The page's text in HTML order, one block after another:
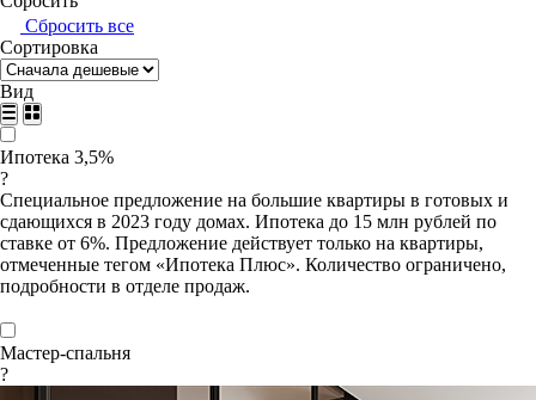
Сбросить все
Сортировка
Вид
Ипотека 3,5%
?
Специальное предложение на большие квартиры в готовых и
сдающихся в 2023 году домах. Ипотека до 15 млн рублей по
ставке от 6%. Предложение действует только на квартиры,
отмеченные тегом «Ипотека Плюс». Количество ограничено,
подробности в отделе продаж.
Мастер-спальня
?